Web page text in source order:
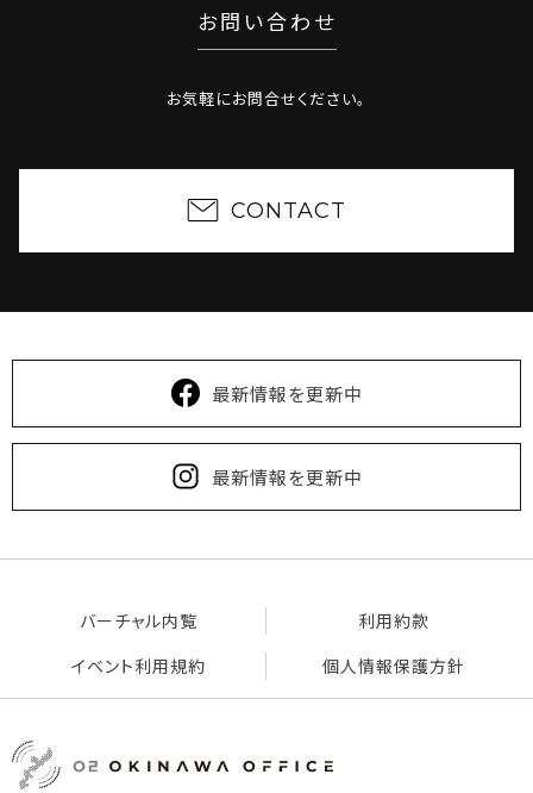
お問い合わせ
お気軽にお問合せください。
CONTACT
最新情報を更新中
最新情報を更新中
バーチャル内覧
利用約款
イベント利用規約
個人情報保護方針